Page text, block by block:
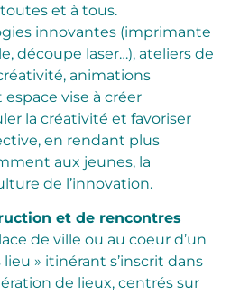
et à tous.
innovantes (imprimante
découpe laser…), ateliers de
animations
vise à créer
la créativité et favoriser
en rendant plus
aux jeunes, la
de l’innovation.
et de rencontres
de ville ou au coeur d’un
» itinérant s’inscrit dans
de lieux, centrés sur